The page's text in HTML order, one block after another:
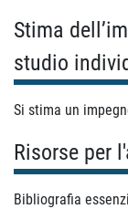
Stima
studio
Si stima un
Risorse per
Bibliografia